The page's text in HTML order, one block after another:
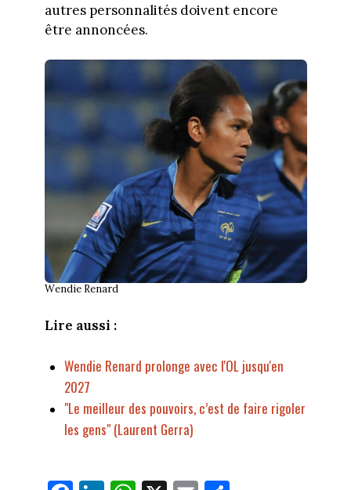
autres personnalités doivent encore
être annoncées.
Wendie Renard
Lire aussi :
Wendie Renard prolonge avec l'OL jusqu'en
2027
"Le meilleur des pouvoirs, c’est de faire rigoler
les gens" (Laurent Gerra)